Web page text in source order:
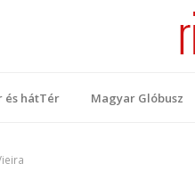
és hátTér Magyar Glóbusz